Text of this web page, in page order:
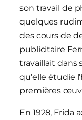
son travail de
quelques
des cours de
publicitaire
travaillait dans
qu’elle étudie
premières
En 1928, Frida